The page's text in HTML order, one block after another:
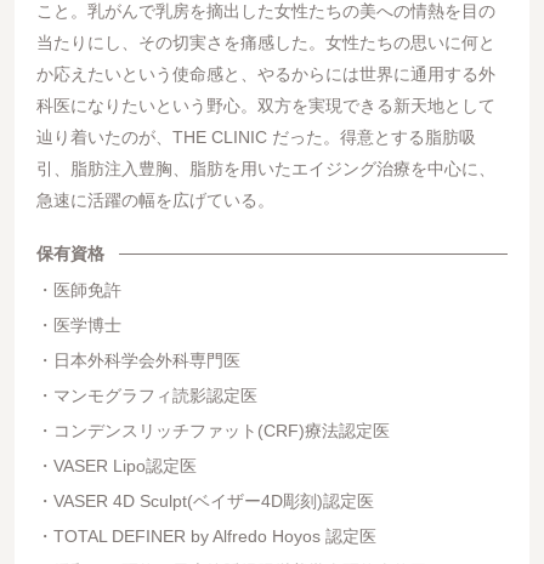
こと。乳がんで乳房を摘出した女性たちの美への情熱を目の
当たりにし、その切実さを痛感した。女性たちの思いに何と
か応えたいという使命感と、やるからには世界に通用する外
科医になりたいという野心。双方を実現できる新天地として
辿り着いたのが、THE CLINIC だった。得意とする脂肪吸
引、脂肪注入豊胸、脂肪を用いたエイジング治療を中心に、
急速に活躍の幅を広げている。
保有資格
医師免許
医学博士
日本外科学会外科専門医
マンモグラフィ読影認定医
コンデンスリッチファット(CRF)療法認定医
VASER Lipo認定医
VASER 4D Sculpt(ベイザー4D彫刻)認定医
TOTAL DEFINER by Alfredo Hoyos 認定医